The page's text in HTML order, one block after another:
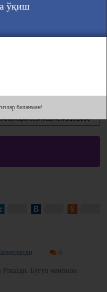
0
Бугун чемпион
ўқиш
биланман!